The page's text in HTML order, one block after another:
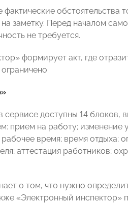
фактические
заметку. Перед началом
не требуется.
формирует акт, где
доступны 14 блоков,
прием на работу; изменение
время; время отдыха;
аттестация работников;
о том, что нужно
«Электронный инспектор»